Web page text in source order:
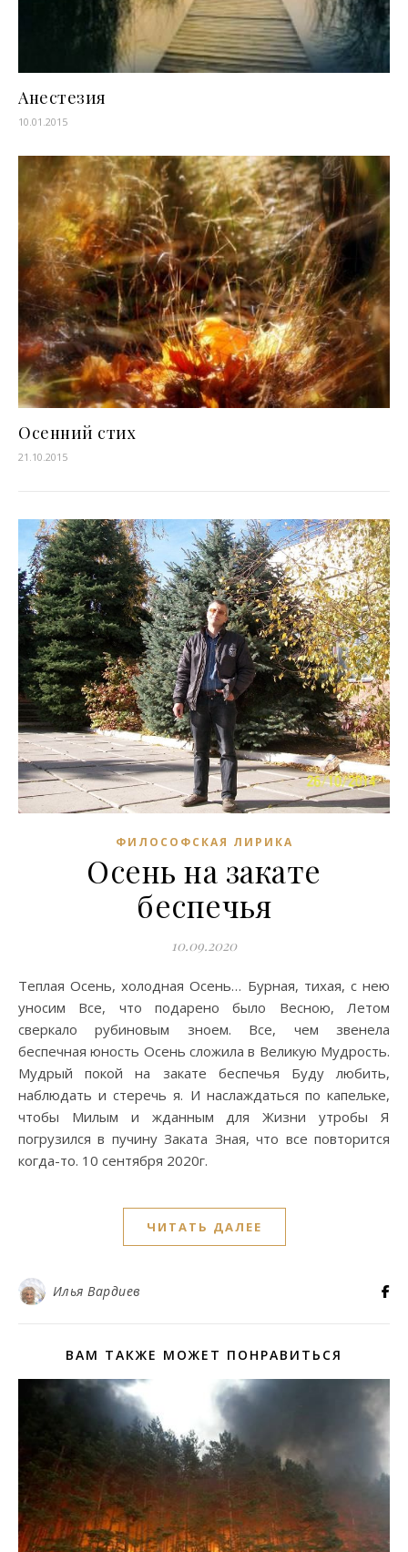
Анестезия
10.01.2015
Осенний стих
21.10.2015
ФИЛОСОФСКАЯ ЛИРИКА
Осень на закате
беспечья
10.09.2020
Теплая Осень, холодная Осень… Бурная, тихая, с нею
уносим Все, что подарено было Весною, Летом
сверкало рубиновым зноем. Все, чем звенела
беспечная юность Осень сложила в Великую Мудрость.
Мудрый покой на закате беспечья Буду любить,
наблюдать и стеречь я. И наслаждаться по капельке,
чтобы Милым и жданным для Жизни утробы Я
погрузился в пучину Заката Зная, что все повторится
когда-то. 10 сентября 2020г.
ЧИТАТЬ ДАЛЕЕ
Илья Вардиев
ВАМ ТАКЖЕ МОЖЕТ ПОНРАВИТЬСЯ